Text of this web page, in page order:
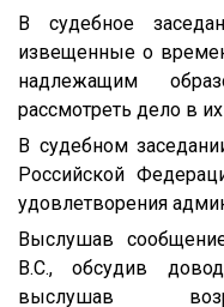
В судебное
извещенные о
надлежащим
рассмотреть дело в их
В судебном
Российской
удовлетворения
Выслушав
В.С., обсудив
выслушав